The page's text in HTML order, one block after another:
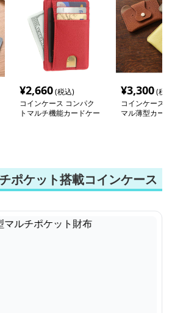
¥2,660(税込)
コインケース コンパク
トマルチ機能カードケー
¥3,300(税
コインケース
マル薄型カー
ポケット搭載コインケース